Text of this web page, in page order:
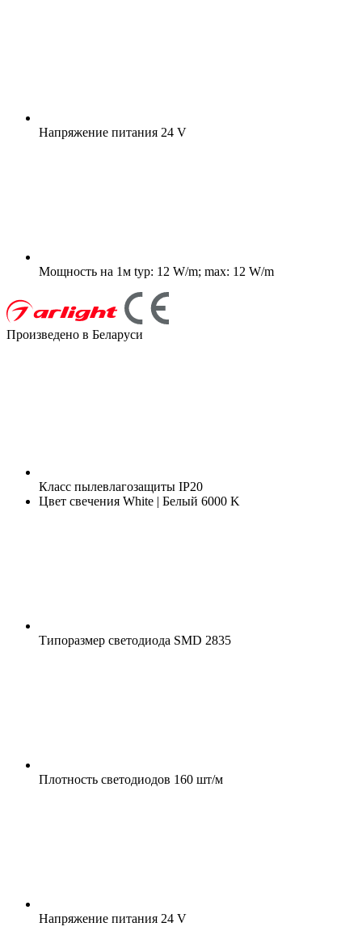
Напряжение питания 24 V
Мощность на 1м typ: 12 W/m; max: 12 W/m
Произведено в Беларуси
Класс пылевлагозащиты IP20
Цвет свечения White | Белый 6000 K
Типоразмер светодиода SMD 2835
Плотность светодиодов 160 шт/м
Напряжение питания 24 V